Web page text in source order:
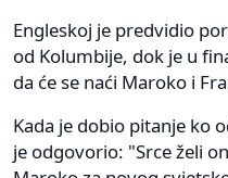
Engleskoj je predvidio
od Kolumbije, dok je u
da će se naći Maroko i
Kada je dobio pitanje ko
je odgovorio: "Srce želi